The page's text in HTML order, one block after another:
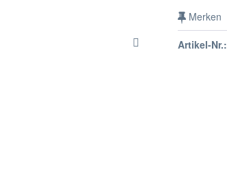
Merken
Artikel-Nr.: